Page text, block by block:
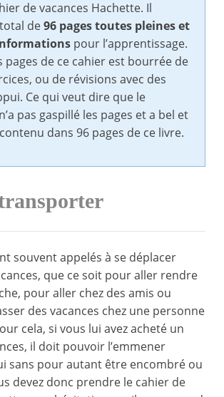
de vacances Hachette. Il
de96 pages toutes pleines et
pour l’apprentissage.
pages de ce cahier est bourrée de
ou de révisions avec des
Ce qui veut dire que le
pas gaspillé les pages et a bel et
dans 96 pages de ce livre.
souvent appelés à se déplacer
que ce soit pour aller rendre
pour aller chez des amis ou
des vacances chez une personne
cela, si vous lui avez acheté un
il doit pouvoir l’emmener
sans pour autant être encombré ou
devez donc prendre le cahier de